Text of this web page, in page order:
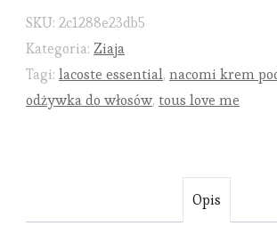
SKU: 2c1288e23db5
Kategoria: Ziaja
Tagi: lacoste essential, nacomi krem
odżywka do włosów, tous love me
Opis